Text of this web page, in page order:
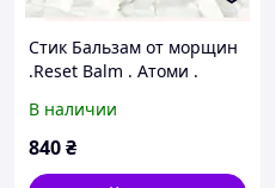
Стик Бальзам от морщин
.Reset Balm . Атоми .
В наличии
840₴